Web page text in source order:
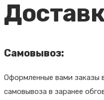
Самовывоз:
Оформленные вами заказы
самовывоза в заранее